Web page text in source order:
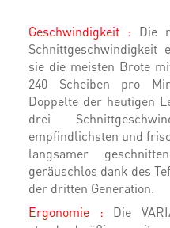
Geschwindigkeit : Die
Schnittgeschwindigkeit
sie die meisten Brote
240 Scheiben pro
Doppelte der heutigen
drei
empfindlichsten und
langsamer
geräuschlos dank des
der dritten Generation.
Ergonomie : Die